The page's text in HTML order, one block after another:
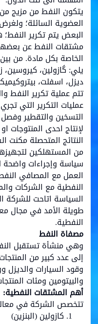
يتكون النفط من مزيج من
العضوية السائلة؛
البعض يتم تكرير
مشتقات النفط عن
الخاصة بكل مادة. من
يلي: گازولين، كيروسين،
ديزل، اسفلت،
تتم عملية تكرير
عمليات التكرير التي
التسخين والتقطير وفصل
لإنتاج احدى المنتوجات
النتائج المتحصلة مكنت
من المستهلكين
سياسة وإجراءات
العمل مع المصافي
النفطية مع الشركات
السياسة اتاحت للشركة
طويلة الأمد في مجال
النفطية.
مصفاة النفط
وهي منشأة تستقبل
إلى عدد كبير من
وقود السيارات والديزل
والبيتومين ومئات
أهم المشتقات النفطية:
تتخصص الشركة في
كازولين (البنزين)